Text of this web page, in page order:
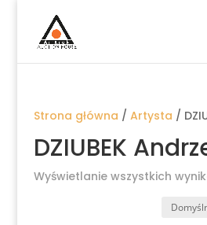
Strona główna / Artysta /
DZIUBEK
Wyświetlanie wszystkich